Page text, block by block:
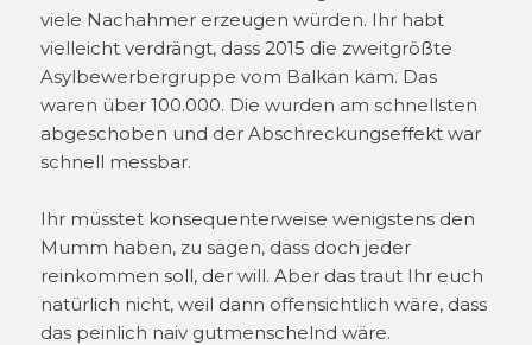
viele Nachahmer erzeugen würden. Ihr habt
vielleicht verdrängt, dass 2015 die zweitgrößte
Asylbewerbergruppe vom Balkan kam. Das
waren über 100.000. Die wurden am schnellsten
abgeschoben und der Abschreckungseffekt war
schnell messbar.
Ihr müsstet konsequenterweise wenigstens den
Mumm haben, zu sagen, dass doch jeder
reinkommen soll, der will. Aber das traut Ihr euch
natürlich nicht, weil dann offensichtlich wäre, dass
das peinlich naiv gutmenschelnd wäre.